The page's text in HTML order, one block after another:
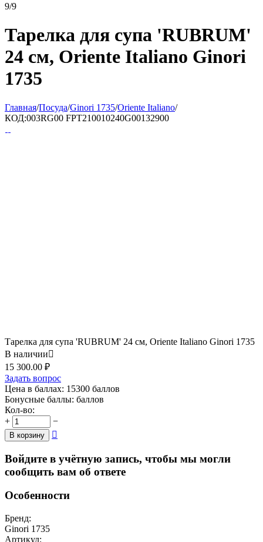
9/9
Тарелка для супа 'RUBRUM'
24 см, Oriente Italiano Ginori
1735
Главная/Посуда/Ginori 1735/Oriente Italiano/
КОД:003RG00 FPT210010240G00132900
Тарелка для супа 'RUBRUM' 24 см, Oriente Italiano Ginori 1735
В наличии
15 300.00 ₽
Задать вопрос
Цена в баллах: 15300 баллов
Бонусные баллы: баллов
Кол-во:
+
−
В корзину 
Войдите в учётную запись, чтобы мы могли
сообщить вам об ответе
Особенности
Бренд:
Ginori 1735
Артикул: